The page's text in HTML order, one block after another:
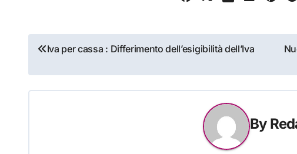
Navigazione
articoli
Iva per cassa : Differimento dell’esigibilità dell’Iva
By